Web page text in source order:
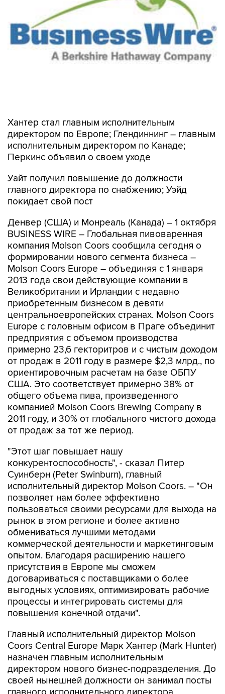
Хантер стал главным исполнительным
директором по Европе; Глендиннинг – главным
исполнительным директором по Канаде;
Перкинс объявил о своем уходе
Уайт получил повышение до должности
главного директора по снабжению; Уэйд
покидает свой пост
Денвер (США) и Монреаль (Канада) – 1 октября
BUSINESS WIRE – Глобальная пивоваренная
компания Molson Coors сообщила сегодня о
формировании нового сегмента бизнеса –
Molson Coors Europe – объединяя с 1 января
2013 года свои действующие компании в
Великобритании и Ирландии с недавно
приобретенным бизнесом в девяти
центральноевропейских странах. Molson Coors
Europe с головным офисом в Праге объединит
предприятия с объемом производства
примерно 23,6 гекторитров и с чистым доходом
от продаж в 2011 году в размере $2,3 млрд., по
ориентировочным расчетам на базе ОБПУ
США. Это соответствует примерно 38% от
общего объема пива, произведенного
компанией Molson Coors Brewing Company в
2011 году, и 30% от глобального чистого дохода
от продаж за тот же период.
"Этот шаг повышает нашу
конкурентоспособность", - сказал Питер
Суинберн (Peter Swinburn), главный
исполнительный директор Molson Coors. – "Он
позволяет нам более эффективно
пользоваться своими ресурсами для выхода на
рынок в этом регионе и более активно
обмениваться лучшими методами
коммерческой деятельности и маркетинговым
опытом. Благодаря расширению нашего
присутствия в Европе мы сможем
договариваться с поставщиками о более
выгодных условиях, оптимизировать рабочие
процессы и интегрировать системы для
повышения конечной отдачи".
Главный исполнительный директор Molson
Coors Central Europe Марк Хантер (Mark Hunter)
назначен главным исполнительным
директором нового бизнес-подразделения. До
своей нынешней должности он занимал посты